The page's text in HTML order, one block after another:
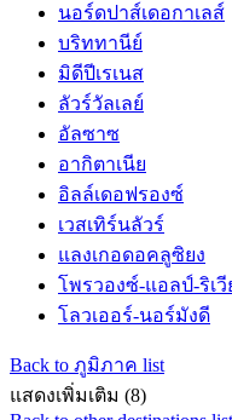
นอร์ดปาส์เดอกาเลส์
บริททานีย์
มิดีปีเรเนส
ลัวร์วัลเลย์
อัลซาซ
อากิตาเนีย
อิลล์เดอฟรองซ์
เวสเทิร์นลัวร์
แลงเกอดอคลูซิยง
โพรวองซ์-แอลป์-ริเวี
โลวเออร์-นอร์มังดี
Back to ภูมิภาค list
แสดงเพิ่มเติม (8)